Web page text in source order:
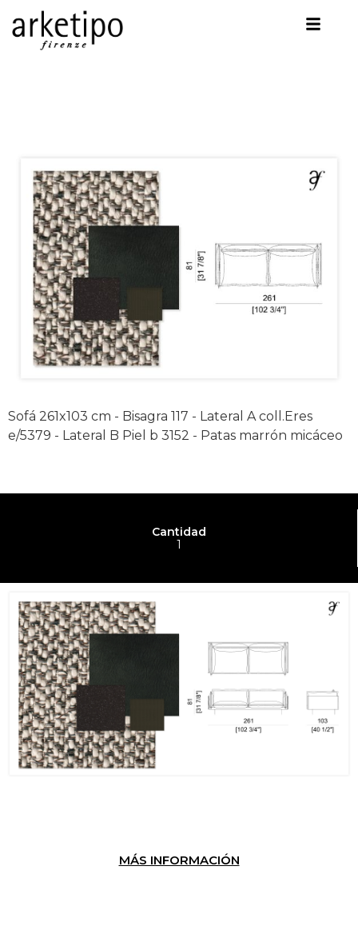
Sofá 261x103 cm - Bisagra 117 - Lateral A coll.Eres
e/5379 - Lateral B Piel b 3152 - Patas marrón micáceo
Cantidad
1
MÁS INFORMACIÓN